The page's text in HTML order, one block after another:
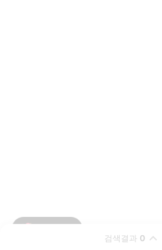
검색결과 0